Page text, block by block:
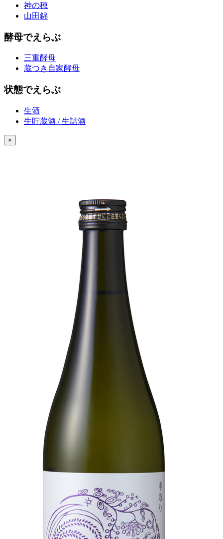
神の穂
山田錦
酵母でえらぶ
三重酵母
蔵つき自家酵母
状態でえらぶ
生酒
生貯蔵酒 / 生詰酒
×